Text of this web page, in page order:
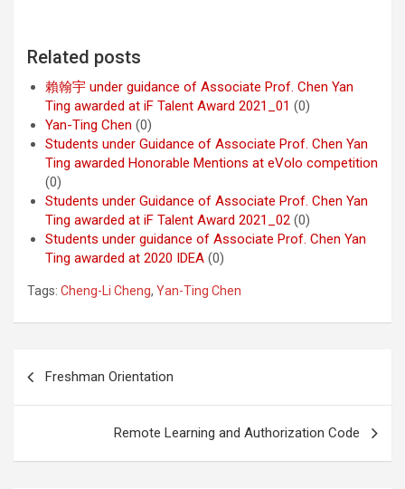
Related posts
賴翰宇 under guidance of Associate Prof. Chen Yan
Ting awarded at iF Talent Award 2021_01 (0)
Yan-Ting Chen (0)
Students under Guidance of Associate Prof. Chen Yan
Ting awarded Honorable Mentions at eVolo competition
(0)
Students under Guidance of Associate Prof. Chen Yan
Ting awarded at iF Talent Award 2021_02 (0)
Students under guidance of Associate Prof. Chen Yan
Ting awarded at 2020 IDEA (0)
Tags: Cheng-Li Cheng, Yan-Ting Chen
Freshman Orientation
Remote Learning and Authorization Code